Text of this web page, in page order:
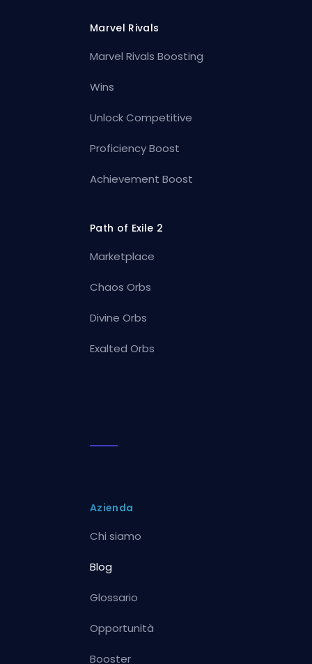
Marvel Rivals
Marvel Rivals Boosting
Wins
Unlock Competitive
Proficiency Boost
Achievement Boost
Path of Exile 2
Marketplace
Chaos Orbs
Divine Orbs
Exalted Orbs
Azienda
Chi siamo
Blog
Glossario
Opportunità
Booster